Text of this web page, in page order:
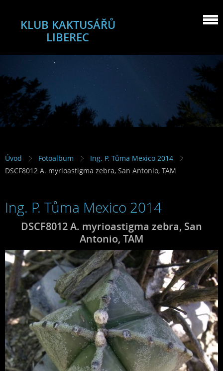
KLUB KAKTUSÁŘŮ
LIBEREC
Úvod Fotoalbum
Ing. P. Tůma Mexico 2014
DSCF8012 A. myrioastigma zebra, San Antonio, TAM
Ing. P. Tůma Mexico 2014
DSCF8012 A. myrioastigma zebra, San
Antonio, TAM